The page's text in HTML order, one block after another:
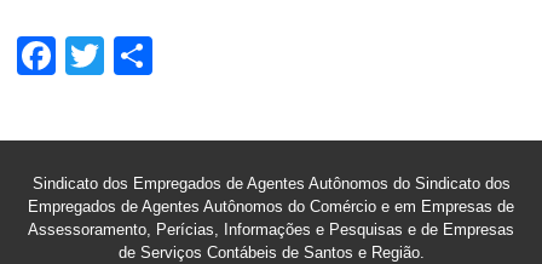
Facebook
Twitter
Sindicato dos Empregados de Agentes Autônomos do Sindicato dos
Empregados de Agentes Autônomos do Comércio e em Empresas de
Assessoramento, Perícias, Informações e Pesquisas e de Empresas
de Serviços Contábeis de Santos e Região.